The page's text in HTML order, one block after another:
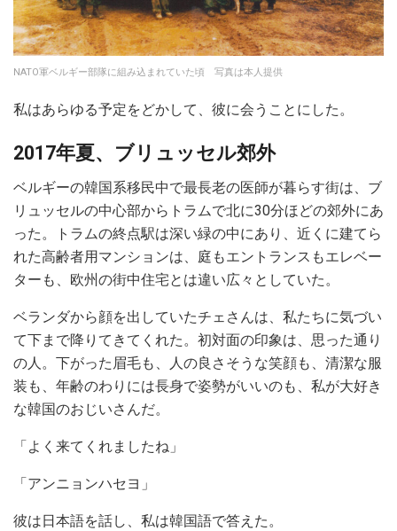
NATO軍ベルギー部隊に組み込まれていた頃 写真は本人提供
私はあらゆる予定をどかして、彼に会うことにした。
2017年夏、ブリュッセル郊外
ベルギーの韓国系移民中で最長老の医師が暮らす街は、ブ
リュッセルの中心部からトラムで北に30分ほどの郊外にあ
った。トラムの終点駅は深い緑の中にあり、近くに建てら
れた高齢者用マンションは、庭もエントランスもエレベー
ターも、欧州の街中住宅とは違い広々としていた。
ベランダから顔を出していたチェさんは、私たちに気づい
て下まで降りてきてくれた。初対面の印象は、思った通り
の人。下がった眉毛も、人の良さそうな笑顔も、清潔な服
装も、年齢のわりには長身で姿勢がいいのも、私が大好き
な韓国のおじいさんだ。
「よく来てくれましたね」
「アンニョンハセヨ」
彼は日本語を話し、私は韓国語で答えた。